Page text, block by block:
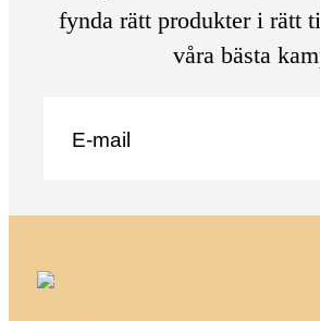
fynda rätt produkter i rätt
våra bästa